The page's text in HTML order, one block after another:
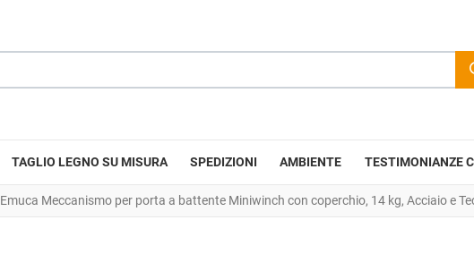
TAGLIO LEGNO SU MISURA SPEDIZIONI AMBIENTE TESTIMONIANZE
Emuca Meccanismo per porta a battente Miniwinch con coperchio, 14 kg, Acciaio e